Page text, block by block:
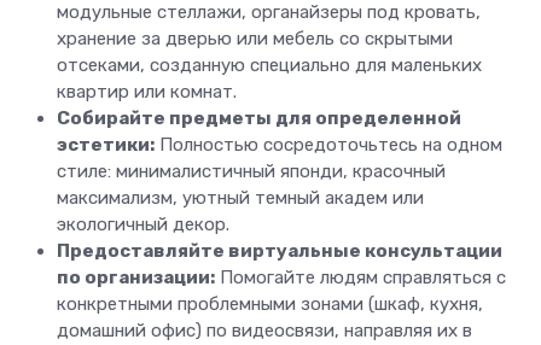
модульные стеллажи, органайзеры под кровать,
хранение за дверью или мебель со скрытыми
отсеками, созданную специально для маленьких
квартир или комнат.
Собирайте предметы для определенной
эстетики: Полностью сосредоточьтесь на одном
стиле: минималистичный японди, красочный
максимализм, уютный темный академ или
экологичный декор.
Предоставляйте виртуальные консультации
по организации: Помогайте людям справляться с
конкретными проблемными зонами (шкаф, кухня,
домашний офис) по видеосвязи, направляя их в